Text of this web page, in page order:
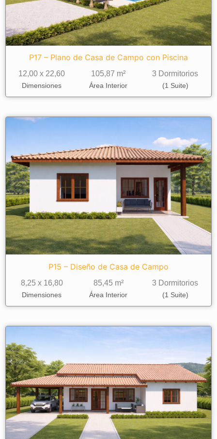
P17 – Plano de Casa de Campo con Piscina
12,00 x 22,60
Dimensiones
105,87 m²
Área Interior
3 Dormitorios
(1 Suite)
P15 – Diseño de Casa de Campo
8,25 x 16,80
Dimensiones
85,45 m²
Área Interior
3 Dormitorios
(1 Suite)